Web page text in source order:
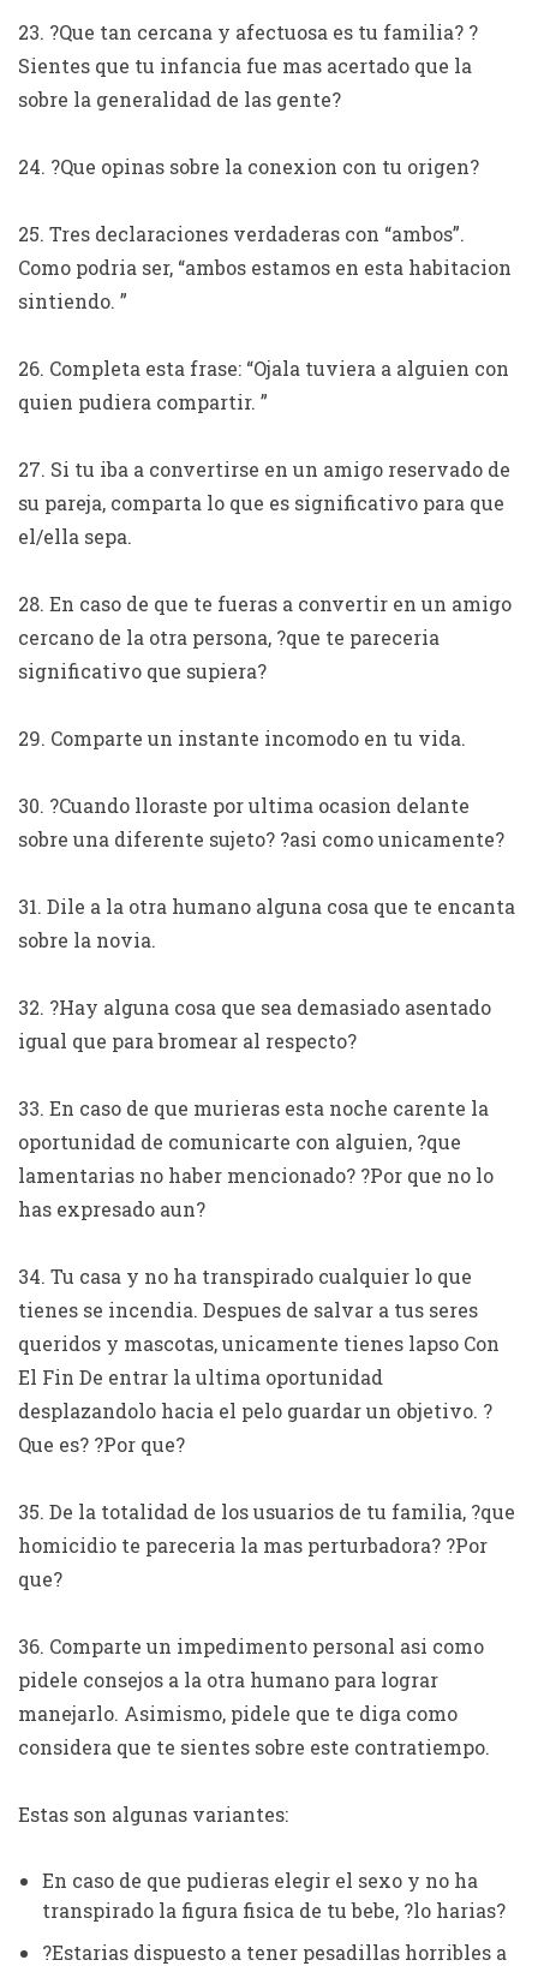
23. ?Que tan cercana y afectuosa es tu familia? ?
Sientes que tu infancia fue mas acertado que la
sobre la generalidad de las gente?
24. ?Que opinas sobre la conexion con tu origen?
25. Tres declaraciones verdaderas con “ambos”.
Como podri­a ser, “ambos estamos en esta habitacion
sintiendo. ”
26. Completa esta frase: “Ojala tuviera a alguien con
quien pudiera compartir. ”
27. Si tu iba a convertirse en un amigo reservado de
su pareja, comparta lo que es significativo para que
el/ella sepa.
28. En caso de que te fueras a convertir en un amigo
cercano de la otra persona, ?que te pareceria
significativo que supiera?
29. Comparte un instante incomodo en tu vida.
30. ?Cuando lloraste por ultima ocasion delante
sobre una diferente sujeto? ?asi­ como unicamente?
31. Dile a la otra humano alguna cosa que te encanta
sobre la novia.
32. ?Hay alguna cosa que sea demasiado asentado
igual que para bromear al respecto?
33. En caso de que murieras esta noche carente la
oportunidad de comunicarte con alguien, ?que
lamentarias no haber mencionado? ?Por que no lo
has expresado aun?
34. Tu casa y no ha transpirado cualquier lo que
tienes se incendia. Despues de salvar a tus seres
queridos y mascotas, unicamente tienes lapso Con
El Fin De entrar la ultima oportunidad
desplazandolo hacia el pelo guardar un objetivo. ?
Que es? ?Por que?
35. De la totalidad de los usuarios de tu familia, ?que
homicidio te pareceria la mas perturbadora? ?Por
que?
36. Comparte un impedimento personal asi­ como
pidele consejos a la otra humano para lograr
manejarlo. Asimismo, pidele que te diga como
considera que te sientes sobre este contratiempo.
Estas son algunas variantes:
En caso de que pudieras elegir el sexo y no ha
transpirado la figura fisica de tu bebe, ?lo harias?
?Estarias dispuesto a tener pesadillas horribles a